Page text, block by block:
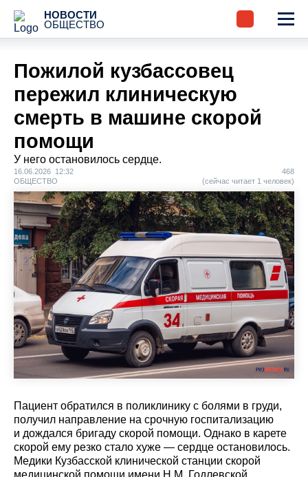
НОВОСТИ
ОБЩЕСТВО
Пожилой кузбассовец
пережил клиническую
смерть в машине скорой
помощи
У него остановилось сердце.
16.06.2026 12:32
ОБЩЕСТВО
468
(сейчас читает 1 человек)
Пациент обратился в поликлинику с болями в груди,
получил направление на срочную госпитализацию
и дождался бригаду скорой помощи. Однако в карете
скорой ему резко стало хуже — сердце остановилось.
Медики Кузбасской клинической станции скорой
медицинской помощи имени Н.М. Годлевской